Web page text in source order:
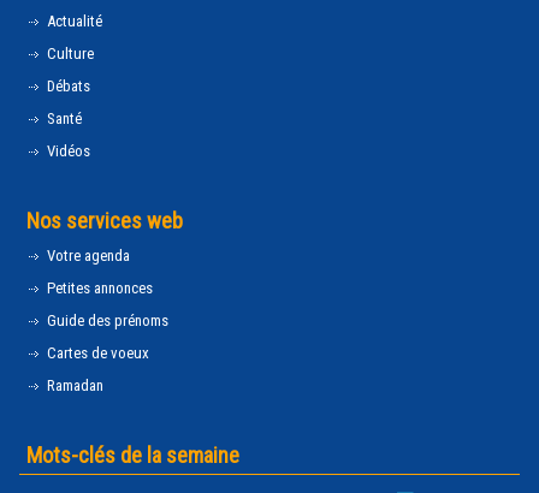
Actualité
Culture
Débats
Santé
Vidéos
Nos services web
Votre agenda
Petites annonces
Guide des prénoms
Cartes de voeux
Ramadan
Mots-clés de la semaine